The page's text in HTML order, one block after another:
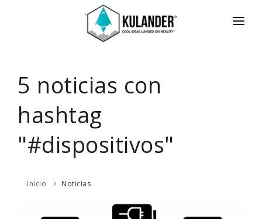
REVIEWS
ACERCA
5 noticias con
hashtag
"#dispositivos"
Inicio Noticias